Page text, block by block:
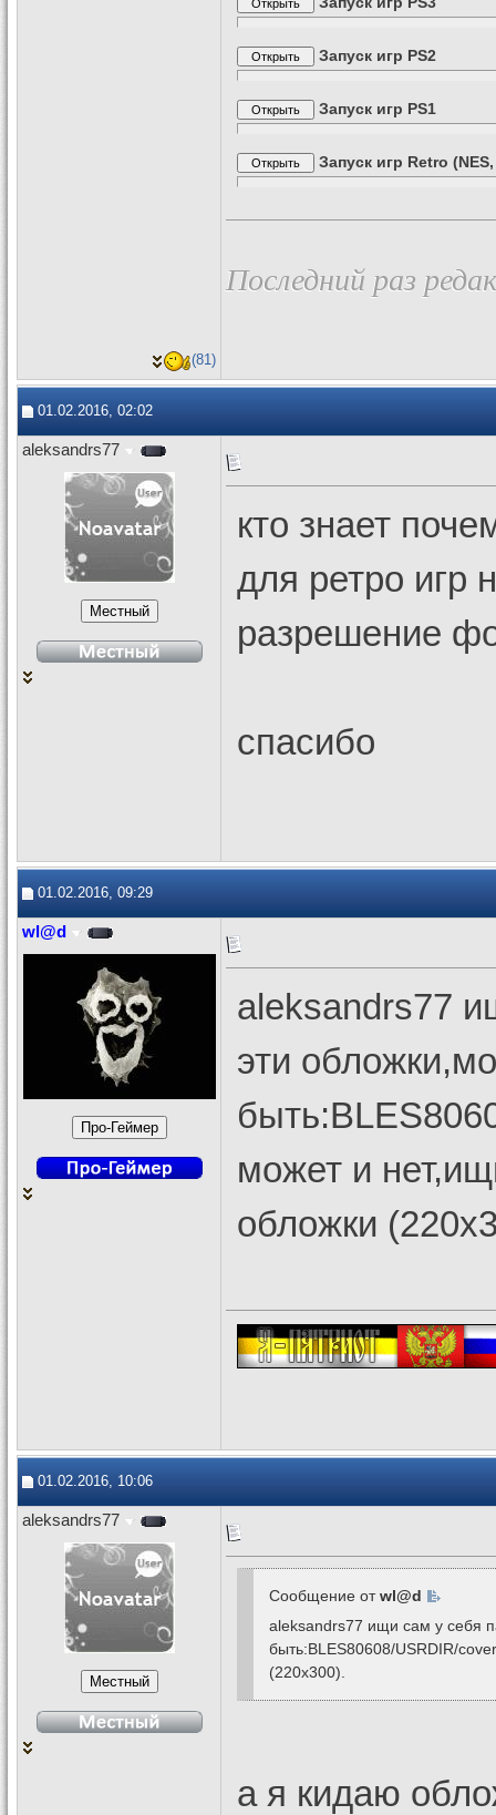
Запуск игр PS2
Запуск игр PS1
Запуск игр Retro
Последний раз
(81)
01.02.2016, 02:02
aleksandrs77
кто знает
для ретро игр
разрешение
спасибо
01.02.2016, 09:29
wl@d
aleksandrs77
эти
может и
обложки
01.02.2016, 10:06
aleksandrs77
Сообщение отwl@d
aleksandrs77 ищи сам у себя
быть:BLES80608/USRDIR/
(220x300).
а я кидаю